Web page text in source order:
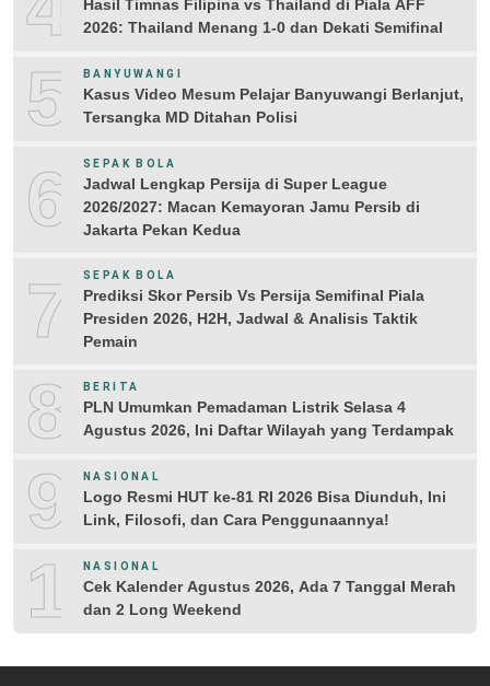
Hasil Timnas Filipina vs Thailand di Piala AFF
2026: Thailand Menang 1-0 dan Dekati Semifinal
5 BANYUWANGI
Kasus Video Mesum Pelajar Banyuwangi Berlanjut,
Tersangka MD Ditahan Polisi
6 SEPAK BOLA
Jadwal Lengkap Persija di Super League
2026/2027: Macan Kemayoran Jamu Persib di
Jakarta Pekan Kedua
7 SEPAK BOLA
Prediksi Skor Persib Vs Persija Semifinal Piala
Presiden 2026, H2H, Jadwal & Analisis Taktik
Pemain
8 BERITA
PLN Umumkan Pemadaman Listrik Selasa 4
Agustus 2026, Ini Daftar Wilayah yang Terdampak
9 NASIONAL
Logo Resmi HUT ke-81 RI 2026 Bisa Diunduh, Ini
Link, Filosofi, dan Cara Penggunaannya!
10NASIONAL
Cek Kalender Agustus 2026, Ada 7 Tanggal Merah
dan 2 Long Weekend